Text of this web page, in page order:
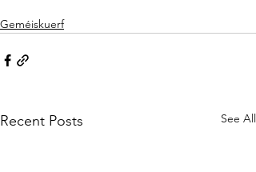
Geméiskuerf
Recent Posts See All